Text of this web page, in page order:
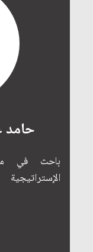
حامد
باحث في
الإستراتيجية